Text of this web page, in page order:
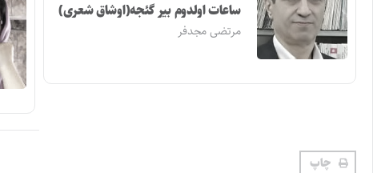
ساعات اولدوم بیر گئجه(اوشاق شعری)
مرتضی مجدفر
چاپ